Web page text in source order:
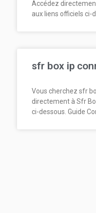
Accédez
aux liens officiels ci-
sfr box ip
Vous cherchez sfr
directement à Sfr
ci-dessous. Guide